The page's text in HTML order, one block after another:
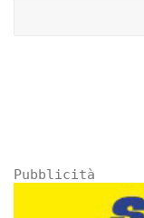
Pubblicità